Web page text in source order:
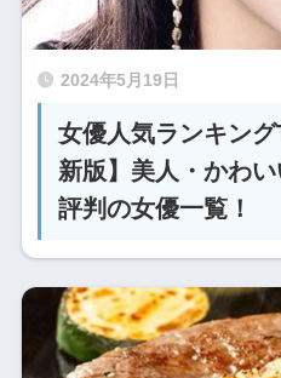
2024年5月19日
女優人気ランキン
新版】美人・かわ
評判の女優一覧！